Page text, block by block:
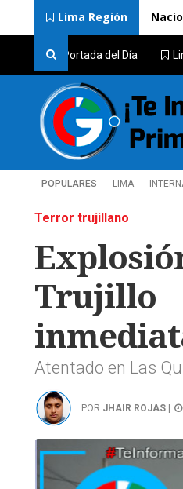
Lima Región
Portada del Día
POPULARES LIMA
Terror trujillano
Trujillo
Atentado en Las
POR JHAIR ROJAS